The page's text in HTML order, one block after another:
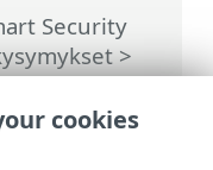
Security
>
portaalissa
poistoon
aktivoitu
cookies